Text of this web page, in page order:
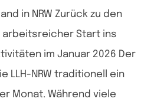
in NRW Zurück zu den
arbeitsreicher Start ins
im Januar 2026 Der
LLH-NRW traditionell ein
Monat. Während viele